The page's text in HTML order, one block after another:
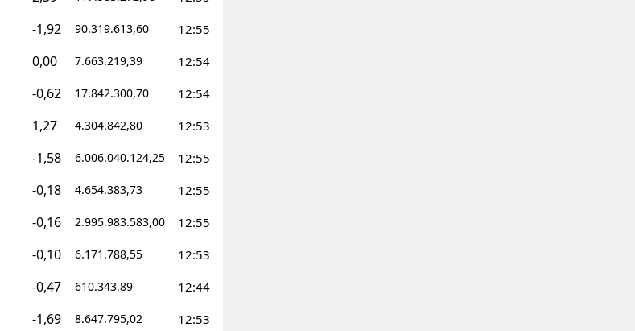
-1,92 90.319.613,60 12:55
0,00 7.663.219,39 12:54
-0,62 17.842.300,70 12:54
1,27 4.304.842,80 12:53
-1,58 6.006.040.124,25 12:55
-0,18 4.654.383,73 12:55
-0,16 2.995.983.583,00 12:55
-0,10 6.171.788,55 12:53
-0,47 610.343,89 12:44
-1,69 8.647.795,02 12:53